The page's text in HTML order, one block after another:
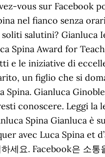
vous sur Facebook
nel fianco senza
salutini? Gianluca
Spina Award for
e le iniziative di
un figlio che si
Gianluca
conoscere. Leggi la
Spina Gianluca è
avec Luca Spina et
세요. Facebook은 소통